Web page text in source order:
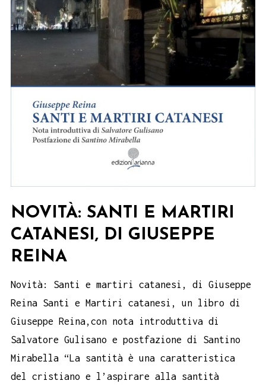
NOVITÀ: SANTI E MARTIRI
CATANESI, DI GIUSEPPE
REINA
Novità: Santi e martiri catanesi, di Giuseppe
Reina Santi e Martiri catanesi, un libro di
Giuseppe Reina,con nota introduttiva di
Salvatore Gulisano e postfazione di Santino
Mirabella “La santità è una caratteristica
del cristiano e l’aspirare alla santità